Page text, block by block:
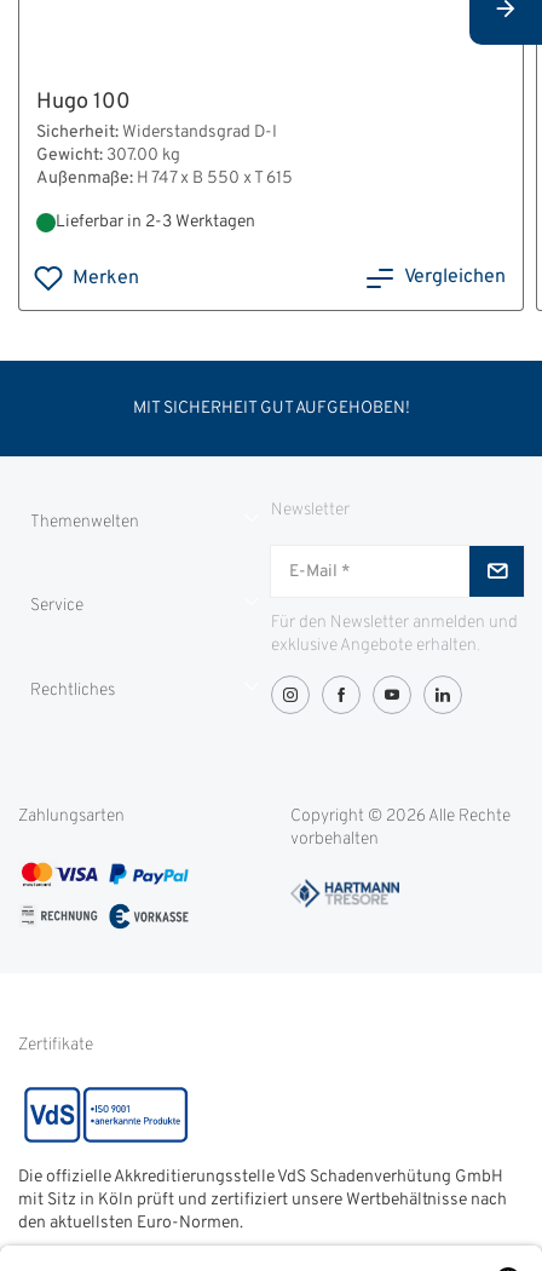
Hugo 100
Sicherheit: Widerstandsgrad D-I
Gewicht: 307.00 kg
Außenmaße: H 747 x B 550 x T 615
Lieferbar in 2-3 Werktagen
Merken Vergleichen
MIT SICHERHEIT GUT AUFGEHOBEN!
Themenwelten
Greenity
Weitere Themen
Service
Kontakt
Service international
FAQ
Rechtliches
Cookie-Einstellungen
AGB
Impressum
Batterieentsorgung
Newsletter
Für den Newsletter anmelden und
exklusive Angebote erhalten.
Zahlungsarten
Copyright © 2026 Alle Rechte
vorbehalten
Zertifikate
Die offizielle Akkreditierungsstelle VdS Schadenverhütung GmbH
mit Sitz in Köln prüft und zertifiziert unsere Wertbehältnisse nach
den aktuellsten Euro-Normen.